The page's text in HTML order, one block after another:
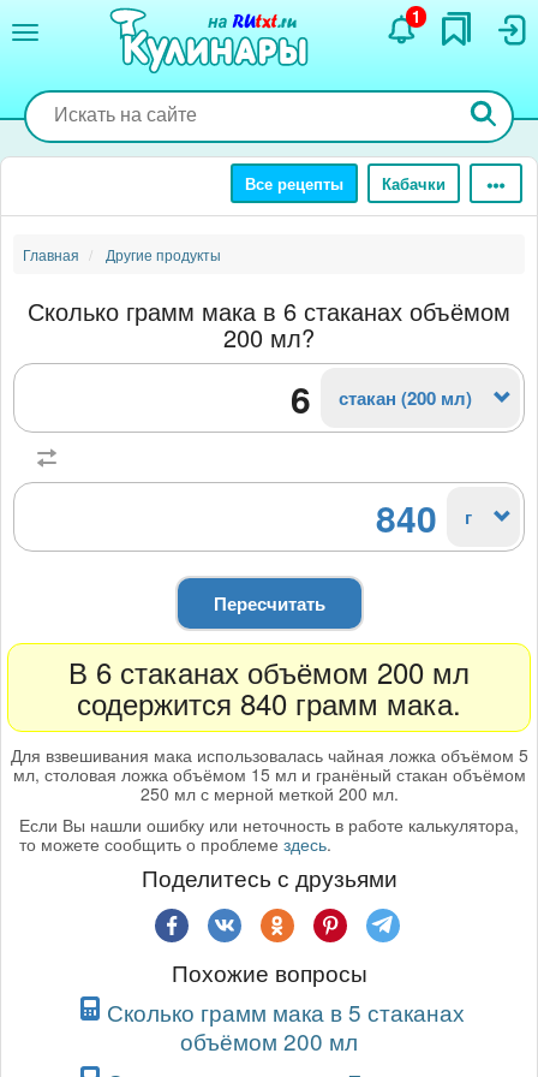
содержанию
1
Все рецепты Кабачки
Главная Другие продукты
Сколько грамм мака в 6 стаканах объёмом
200 мл?
стакан (200 мл)
840 г
Пересчитать
В 6 стаканах объёмом 200 мл
содержится 840 грамм мака.
Для взвешивания мака использовалась чайная ложка объёмом 5
мл, столовая ложка объёмом 15 мл и гранёный стакан объёмом
250 мл с мерной меткой 200 мл.
Если Вы нашли ошибку или неточность в работе калькулятора,
то можете сообщить о проблеме здесь.
Поделитесь с друзьями
Похожие вопросы
Сколько грамм мака в 5 стаканах
объёмом 200 мл